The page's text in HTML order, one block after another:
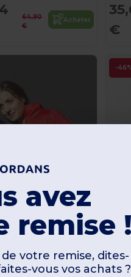
64,90
€
Acheter
€
-
avez
remise !
votre remise, dites-
vous vos achats ?